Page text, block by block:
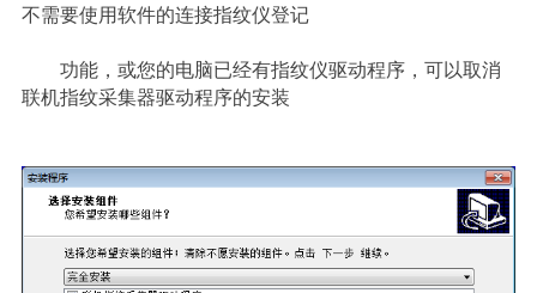
不需要使用软件的连接指纹仪登记
功能，或您的电脑已经有指纹仪驱动程序，可以取消
联机指纹采集器驱动程序的安装